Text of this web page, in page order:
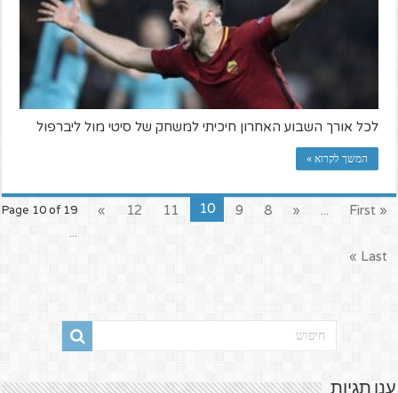
לכל אורך השבוע האחרון חיכיתי למשחק של סיטי מול ליברפול
המשך לקרוא »
Page 10 of 19 « First
...
«
8
9
10
11
12
»
...
Last »
ענן תגיות